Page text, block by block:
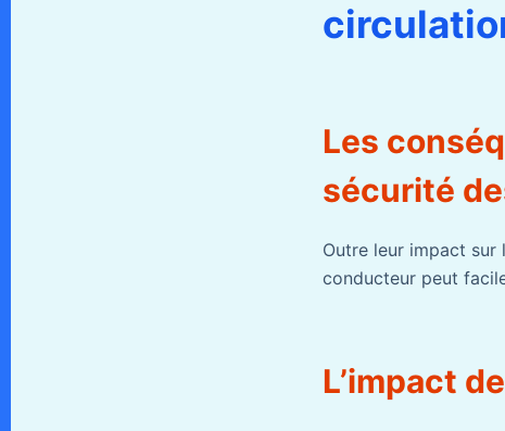
Les
sécurité
Outre leur impact sur
conducteur peut
L’impact